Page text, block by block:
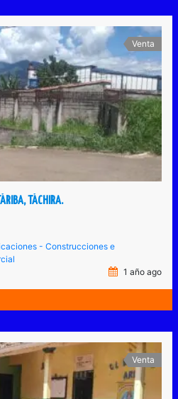
Venta
TÁCHIRA.
- Construcciones e
1 año ago
Venta